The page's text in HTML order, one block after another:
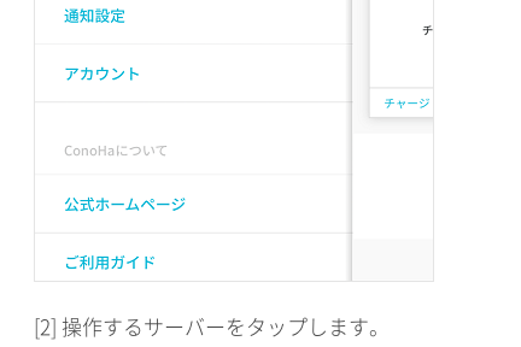
[2] 操作するサーバーをタップします。